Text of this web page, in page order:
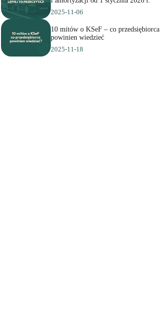
2025-11-06
10 mitów o KSeF – co przedsiębiorca
powinien wiedzieć
2025-11-18